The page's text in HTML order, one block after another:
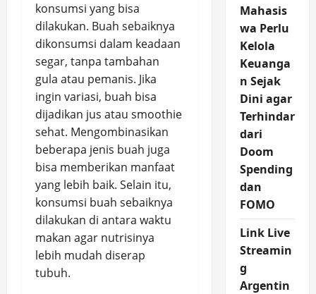
konsumsi yang bisa
dilakukan. Buah sebaiknya
dikonsumsi dalam keadaan
segar, tanpa tambahan
gula atau pemanis. Jika
ingin variasi, buah bisa
dijadikan jus atau smoothie
sehat. Mengombinasikan
beberapa jenis buah juga
bisa memberikan manfaat
yang lebih baik. Selain itu,
konsumsi buah sebaiknya
dilakukan di antara waktu
makan agar nutrisinya
lebih mudah diserap
tubuh.
Mahasis
wa Perlu
Kelola
Keuanga
n Sejak
Dini agar
Terhindar
dari
Doom
Spending
dan
FOMO
Link Live
Streamin
g
Argentin